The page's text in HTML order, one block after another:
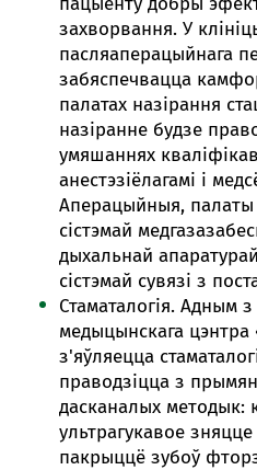
захворвання. У
пасляаперацыйнага
забяспечвацца
палатах назірання
назіранне будзе
умяшаннях
анестэзіёлагамі і
Аперацыйныя, палаты
сістэмай
дыхальнай
сістэмай сувязі з
Стаматалогія. Адным
медыцынскага
з'яўляецца
праводзіцца з
дасканалых методык:
ультрагукавое
пакрыццё зубоў